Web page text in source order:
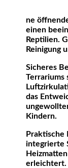
ne
einen
Reptilien.
Reinigung
Sicheres
Terrariums
das
Kindern.
Praktische
integrierte
erleichtert.